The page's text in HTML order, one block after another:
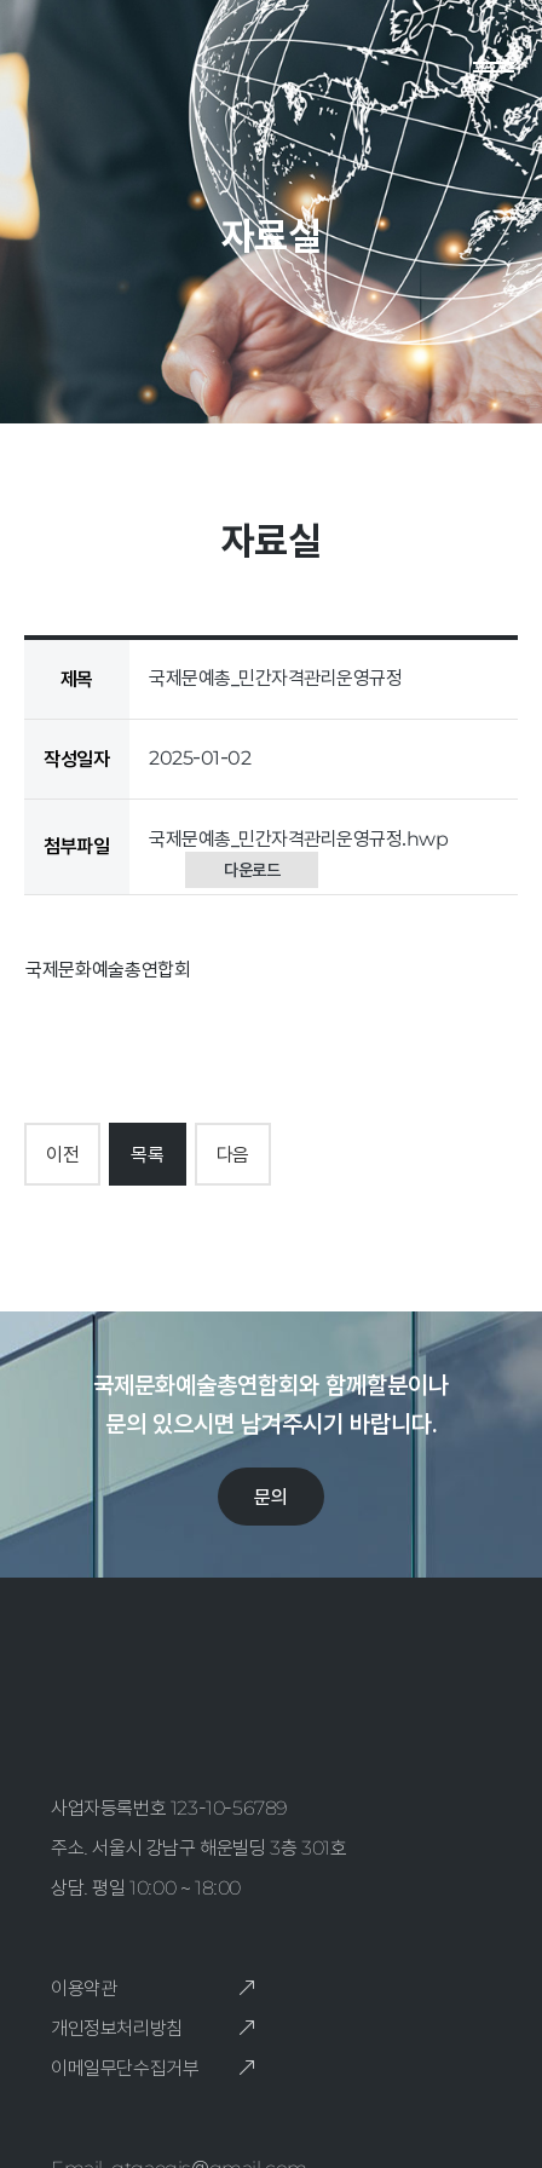
JOIN
협회소개
연혁
공지사항
주요사업
사업소개
사업분야
활동
영상
자료실
자료실
제목 국제문예총_민간자격관리운영규정
작성일자 2025-01-02
첨부파일 국제문예총_민간자격관리운영규정.hwp
다운로드
국제문화예술총연합회
이전 목록 다음
국제문화예술총연합회와 함께할분이나
문의 있으시면 남겨주시기 바랍니다.
문의
사업자등록번호 123-10-56789
주소. 서울시 강남구 해운빌딩 3층 301호
상담. 평일 10:00 ~ 18:00
이용약관
개인정보처리방침
이메일무단수집거부